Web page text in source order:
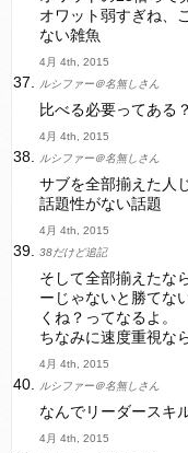
オワット弱すぎね、
ない雑魚
4月 4th, 2015
ルシファー＠名無しさん
比べる必要ってある？
4月 4th, 2015
ルシファー＠名無しさん
サブを全部揃えた人
話題性がない話題
4月 4th, 2015
38だけど追記
そして全部揃えたな
ーじゃないと勝てな
くね？ってなるよ。
ちなみに速度重視な
4月 4th, 2015
ルシファー＠名無しさん
なんでリーダースキ
4月 4th, 2015